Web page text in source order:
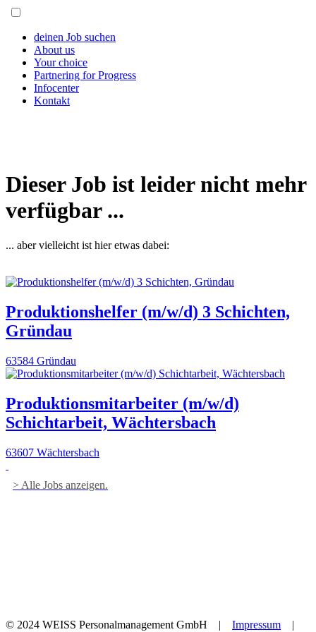
deinen Job suchen
About us
Your choice
Partnering for Progress
Infocenter
Kontakt
Dieser Job ist leider nicht mehr
verfügbar ...
... aber vielleicht ist hier etwas dabei:
Produktionshelfer (m/w/d) 3 Schichten,
Gründau
63584 Gründau
Produktionsmitarbeiter (m/w/d)
Schichtarbeit, Wächtersbach
63607 Wächtersbach
> Alle Jobs anzeigen.
© 2024 WEISS Personalmanagement GmbH | Impressum |